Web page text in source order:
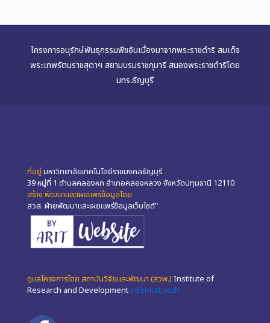
โครงการอนุรักษ์พันธุกรรมพืชอันเนื่องมาจากพระราชดำริ สมเด็จ
พระเทพรัตนราชสุดาฯ สยามบรมราชกุมารี สนองพระราชดำริโดย
มทร.ธัญบุรี
ที่อยู่ มหาวิทยาลัยเทคโนโลยีราชมงคลธัญบุรี
39 หมู่ที่ 1 ตำบลคลองหก อำเภอคลองหลวง จังหวัดปทุมธานี 12110
สร้าง พัฒนาและเผยแพร่ข้อมูลโดย
สวส. ฝ่ายพัฒนาและเผยแพร่ข้อมูลเว็บไซต์"
ดูแลโครงการโดย สถาบันวิจัยและพัฒนา (สวพ.) Institute of
Research and Development ird.rmutt.ac.th